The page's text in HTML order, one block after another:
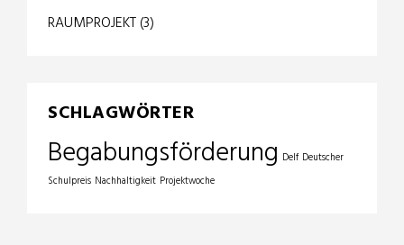
RAUMPROJEKT(3)
SCHLAGWÖRTER
Begabungsförderung Delf Deutscher
Schulpreis Nachhaltigkeit Projektwoche